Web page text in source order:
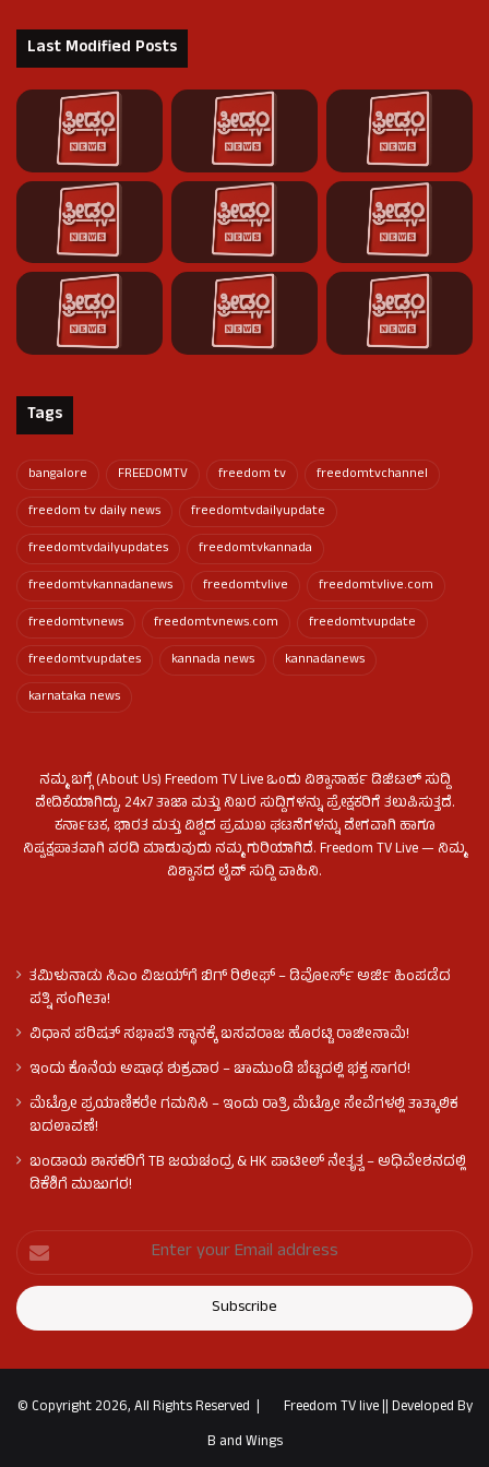
Last Modified Posts
Tags
bangalore FREEDOMTV freedom tv
freedomtvchannel
freedom tv daily news
freedomtvdailyupdate
freedomtvdailyupdates
freedomtvkannada
freedomtvkannadanews
freedomtvlive
freedomtvlive.com
freedomtvnews
freedomtvnews.com
freedomtvupdate
freedomtvupdates
kannada news
kannadanews
karnataka news
ನಮ್ಮ ಬಗ್ಗೆ (About Us) Freedom TV Live ಒಂದು ವಿಶ್ವಾಸಾರ್ಹ ಡಿಜಿಟಲ್ ಸುದ್ದಿ
ವೇದಿಕೆಯಾಗಿದ್ದು, 24x7 ತಾಜಾ ಮತ್ತು ನಿಖರ ಸುದ್ದಿಗಳನ್ನು ಪ್ರೇಕ್ಷಕರಿಗೆ ತಲುಪಿಸುತ್ತದೆ.
ಕರ್ನಾಟಕ, ಭಾರತ ಮತ್ತು ವಿಶ್ವದ ಪ್ರಮುಖ ಘಟನೆಗಳನ್ನು ವೇಗವಾಗಿ ಹಾಗೂ
ನಿಷ್ಪಕ್ಷಪಾತವಾಗಿ ವರದಿ ಮಾಡುವುದು ನಮ್ಮ ಗುರಿಯಾಗಿದೆ. Freedom TV Live — ನಿಮ್ಮ
ವಿಶ್ವಾಸದ ಲೈವ್ ಸುದ್ದಿ ವಾಹಿನಿ.
ತಮಿಳುನಾಡು ಸಿಎಂ ವಿಜಯ್‌ಗೆ ಬಿಗ್ ರಿಲೀಫ್ – ಡಿವೋರ್ಸ್ ಅರ್ಜಿ ಹಿಂಪಡೆದ
ಪತ್ನಿ ಸಂಗೀತಾ!
ವಿಧಾನ ಪರಿಷತ್ ಸಭಾಪತಿ ಸ್ಥಾನಕ್ಕೆ ಬಸವರಾಜ ಹೊರಟ್ಟಿ ರಾಜೀನಾಮೆ!
ಇಂದು ಕೊನೆಯ ಆಷಾಢ ಶುಕ್ರವಾರ – ಚಾಮುಂಡಿ ಬೆಟ್ಟದಲ್ಲಿ ಭಕ್ತ ಸಾಗರ!
ಮೆಟ್ರೋ ಪ್ರಯಾಣಿಕರೇ ಗಮನಿಸಿ – ಇಂದು ರಾತ್ರಿ ಮೆಟ್ರೋ ಸೇವೆಗಳಲ್ಲಿ ತಾತ್ಕಾಲಿಕ
ಬದಲಾವಣೆ!
ಬಂಡಾಯ ಶಾಸಕರಿಗೆ TB ಜಯಚಂದ್ರ & HK ಪಾಟೀಲ್ ನೇತೃತ್ವ – ಅಧಿವೇಶನದಲ್ಲಿ
ಡಿಕೆಶಿಗೆ ಮುಜುಗರ!
© Copyright 2026, All Rights Reserved | Freedom TV live||Developed By
B and Wings